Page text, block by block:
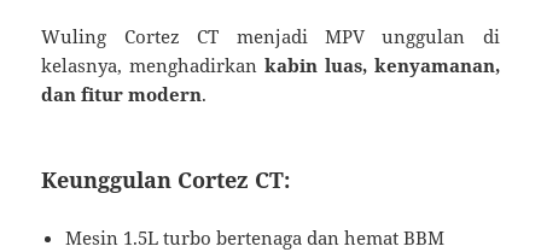
Wuling Cortez CT menjadi MPV unggulan di
kelasnya, menghadirkan kabin luas, kenyamanan,
dan fitur modern.
Keunggulan Cortez CT:
Mesin 1.5L turbo bertenaga dan hemat BBM